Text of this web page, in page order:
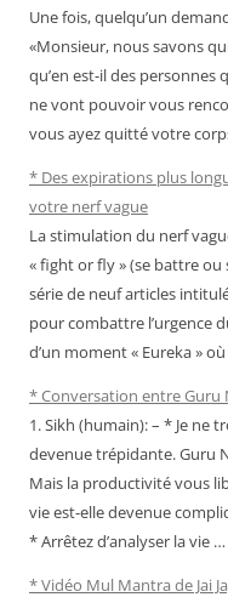
Une fois, quelqu’un
«Monsieur, nous savons
qu’en est-il des
ne vont pouvoir vous
vous ayez quitté votre
* Des expirations plus
votre nerf vague
La stimulation du nerf
« fight or fly » (se battre ou
série de neuf articles
pour combattre l’urgence
d’un moment « Eureka »
* Conversation entre Guru
1. Sikh (humain): – * Je ne
devenue trépidante. Guru
Mais la productivité vous
vie est-elle devenue
* Arrêtez d’analyser la vie
* Vidéo Mul Mantra de Jai